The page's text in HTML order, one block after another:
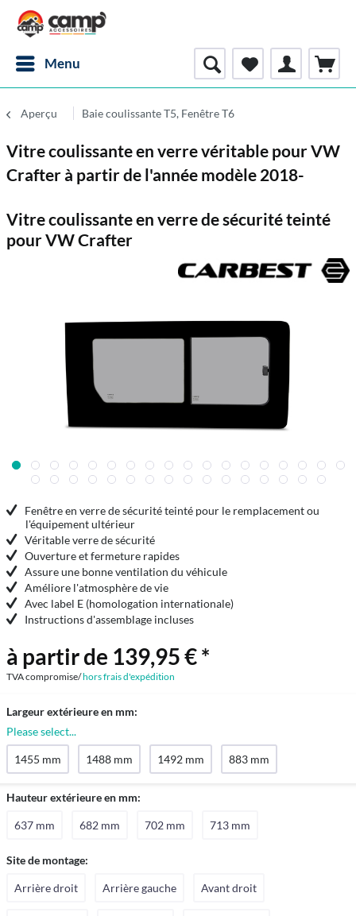
Menu
Aperçu Baie coulissante T5, Fenêtre T6
Vitre coulissante en verre véritable pour VW
Crafter à partir de l'année modèle 2018-
Vitre coulissante en verre de sécurité teinté
pour VW Crafter
Fenêtre en verre de sécurité teinté pour le remplacement ou
l'équipement ultérieur
Véritable verre de sécurité
Ouverture et fermeture rapides
Assure une bonne ventilation du véhicule
Améliore l'atmosphère de vie
Avec label E (homologation internationale)
Instructions d'assemblage incluses
à partir de 139,95 € *
TVA compromise/hors frais d'expédition
Largeur extérieure en mm:
Please select...
1455 mm 1488 mm 1492 mm 883 mm
Hauteur extérieure en mm:
637 mm 682 mm 702 mm 713 mm
Site de montage:
Arrière droit Arrière gauche Avant droit